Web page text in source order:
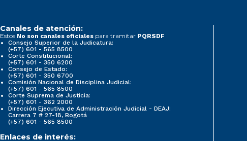
Canales de atención:
Estos No son canales oficiales para tramitar PQRSDF
Consejo Superior de la Judicatura:
(+57) 601 - 565 8500
Corte Constitucional:
(+57) 601 - 350 6200
Consejo de Estado:
(+57) 601 - 350 6700
Comisión Nacional de Disciplina Judicial:
(+57) 601 - 565 8500
Corte Suprema de Justicia:
(+57) 601 - 362 2000
Dirección Ejecutiva de Administración Judicial - DEAJ:
Carrera 7 # 27-18, Bogotá
(+57) 601 - 565 8500
Enlaces de interés: